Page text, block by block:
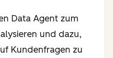
Data Agent zum
und dazu,
Kundenfragen zu